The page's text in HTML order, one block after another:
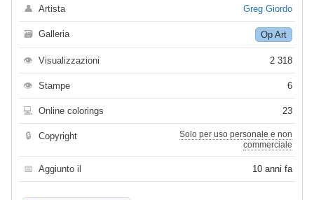
👤 Artista Greg Giordo
🗃 Galleria Op Art
👁 Visualizzazioni 2 318
👁 Stampe 6
💻 Online colorings 23
🔒 Copyright
Solo per uso personale e non
commerciale
📅 Aggiunto il 10 anni fa